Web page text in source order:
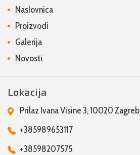
Naslovnica
Proizvodi
Galerija
Novosti
Lokacija
Prilaz Ivana Visine 3, 10020 Zagreb
+385989653117
+38598207575